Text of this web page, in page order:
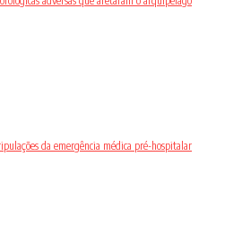
da emergência médica pré-hospitalar